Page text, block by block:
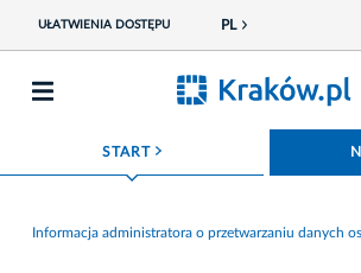
UŁATWIENIA DOSTĘPU PL
START ROZWIŃ MENU
Informacja administratora o przetwarzaniu danych